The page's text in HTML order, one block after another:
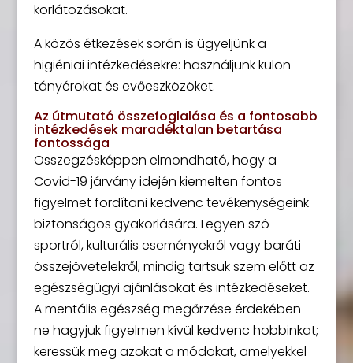
korlátozásokat.
A közös étkezések során is ügyeljünk a
higiéniai intézkedésekre: használjunk külön
tányérokat és evőeszközöket.
Az útmutató összefoglalása és a fontosabb
intézkedések maradéktalan betartása
fontossága
Összegzésképpen elmondható, hogy a
Covid-19 járvány idején kiemelten fontos
figyelmet fordítani kedvenc tevékenységeink
biztonságos gyakorlására. Legyen szó
sportról, kulturális eseményekről vagy baráti
összejövetelekről, mindig tartsuk szem előtt az
egészségügyi ajánlásokat és intézkedéseket.
A mentális egészség megőrzése érdekében
ne hagyjuk figyelmen kívül kedvenc hobbinkat;
keressük meg azokat a módokat, amelyekkel